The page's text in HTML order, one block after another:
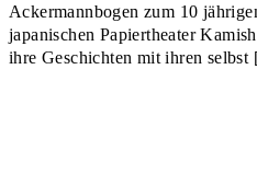
Ackermannbogen zum 10
japanischen Papiertheater
ihre Geschichten mit ihren